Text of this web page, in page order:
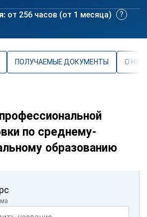
от 256 часов (от 1 месяца)
ПОЛУЧАЕМЫЕ ДОКУМЕНТЫ О
по среднему-
образованию